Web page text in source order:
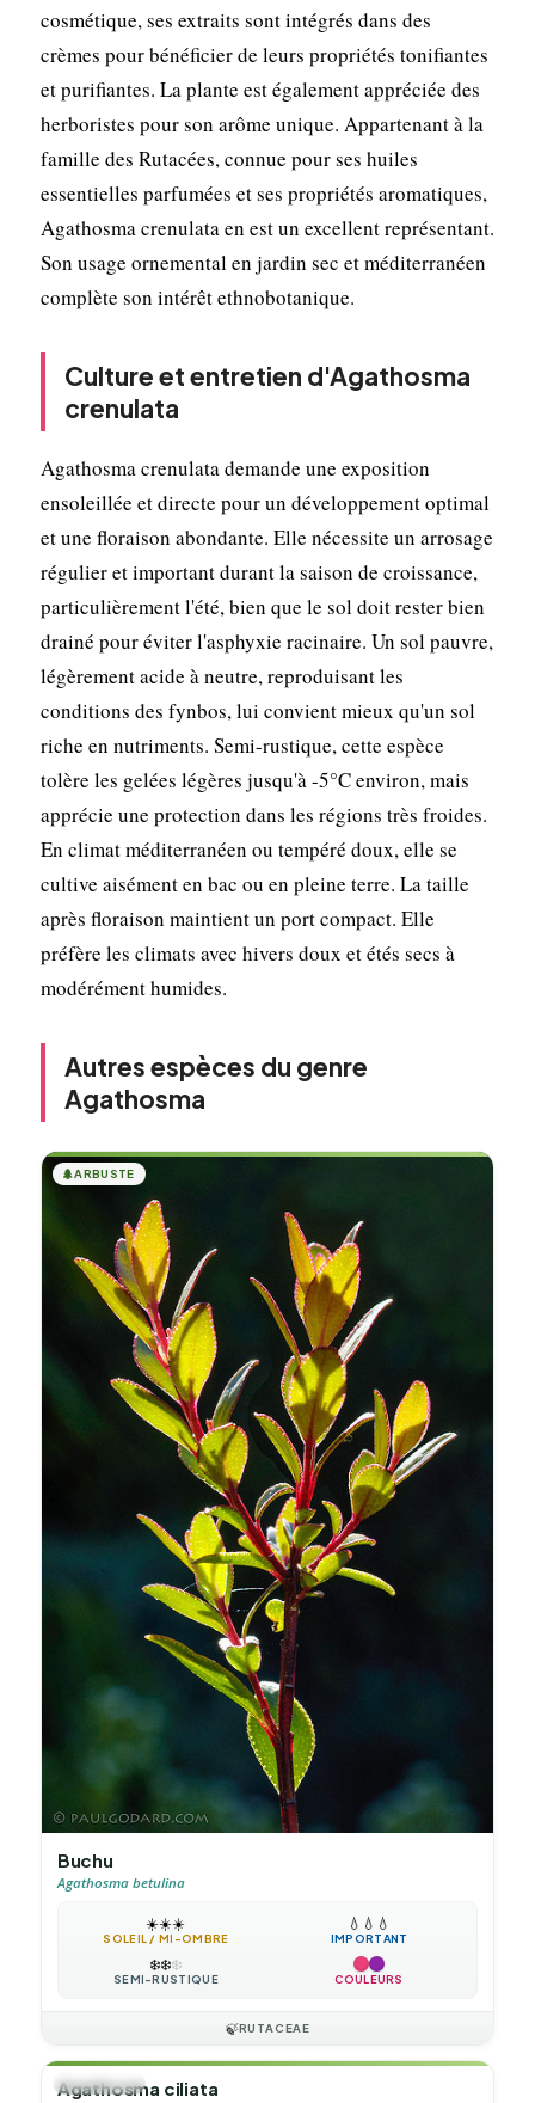
cosmétique, ses extraits sont intégrés dans des
crèmes pour bénéficier de leurs propriétés tonifiantes
et purifiantes. La plante est également appréciée des
herboristes pour son arôme unique. Appartenant à la
famille des Rutacées, connue pour ses huiles
essentielles parfumées et ses propriétés aromatiques,
Agathosma crenulata en est un excellent représentant.
Son usage ornemental en jardin sec et méditerranéen
complète son intérêt ethnobotanique.
Culture et entretien d'Agathosma
crenulata
Agathosma crenulata demande une exposition
ensoleillée et directe pour un développement optimal
et une floraison abondante. Elle nécessite un arrosage
régulier et important durant la saison de croissance,
particulièrement l'été, bien que le sol doit rester bien
drainé pour éviter l'asphyxie racinaire. Un sol pauvre,
légèrement acide à neutre, reproduisant les
conditions des fynbos, lui convient mieux qu'un sol
riche en nutriments. Semi-rustique, cette espèce
tolère les gelées légères jusqu'à -5°C environ, mais
apprécie une protection dans les régions très froides.
En climat méditerranéen ou tempéré doux, elle se
cultive aisément en bac ou en pleine terre. La taille
après floraison maintient un port compact. Elle
préfère les climats avec hivers doux et étés secs à
modérément humides.
Autres espèces du genre
Agathosma
🌲ARBUSTE
Buchu
Agathosma betulina
☀️☀️☀️
SOLEIL / MI-OMBRE
💧 💧 💧
IMPORTANT
❄️❄️❄️
SEMI-RUSTIQUE COULEURS
🍃RUTACEAE
🌲ARBUSTE
Agathosma ciliata